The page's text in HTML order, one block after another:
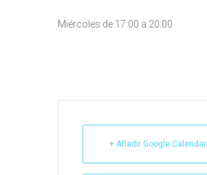
Miércoles de 17:00 a 20:00
+ Añadir Google Calendar